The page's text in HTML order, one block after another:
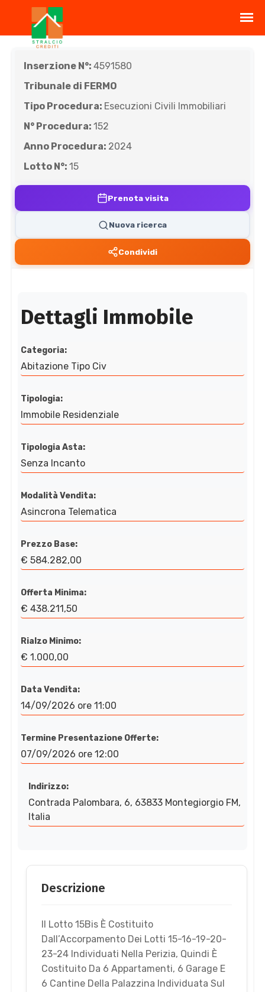
Inserzione N°: 4591580
Tribunale di FERMO
Tipo Procedura: Esecuzioni Civili Immobiliari
N° Procedura: 152
Anno Procedura: 2024
Lotto N°: 15
Prenota visita
Nuova ricerca
Condividi
Dettagli Immobile
Categoria:
Abitazione Tipo Civ
Tipologia:
Immobile Residenziale
Tipologia Asta:
Senza Incanto
Modalità Vendita:
Asincrona Telematica
Prezzo Base:
€ 584.282,00
Offerta Minima:
€ 438.211,50
Rialzo Minimo:
€ 1.000,00
Data Vendita:
14/09/2026 ore 11:00
Termine Presentazione Offerte:
07/09/2026 ore 12:00
Indirizzo:
Contrada Palombara, 6, 63833 Montegiorgio FM,
Italia
Descrizione
Il Lotto 15Bis È Costituito
Dall’Accorpamento Dei Lotti 15-16-19-20-
23-24 Individuati Nella Perizia, Quindi È
Costituito Da 6 Appartamenti, 6 Garage E
6 Cantine Della Palazzina Individuata Sul